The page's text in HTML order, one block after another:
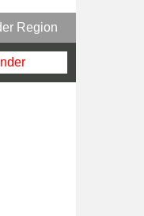
Region